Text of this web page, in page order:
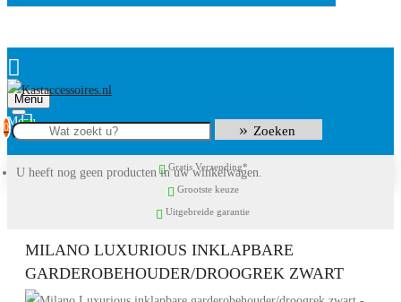
Menu
0
U heeft nog geen producten in uw winkelwagen.
Zoeken
Gratis Verzending*
Grootste keuze
Uitgebreide garantie
MILANO LUXURIOUS INKLAPBARE
GARDEROBEHOUDER/DROOGREK ZWART